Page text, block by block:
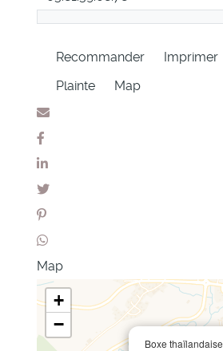
Recommander Imprimer
Plainte
Map
Map
Boxe thaïlandaise
+
−